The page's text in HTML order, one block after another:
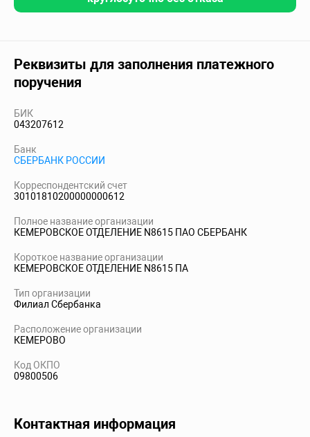
Реквизиты для заполнения платежного
поручения
БИК
043207612
Банк
СБЕРБАНК РОССИИ
Корреспондентский счет
30101810200000000612
Полное название организации
КЕМЕРОВСКОЕ ОТДЕЛЕНИЕ N8615 ПАО СБЕРБАНК
Короткое название организации
КЕМЕРОВСКОЕ ОТДЕЛЕНИЕ N8615 ПА
Тип организации
Филиал Сбербанка
Расположение организации
КЕМЕРОВО
Код ОКПО
09800506
Контактная информация